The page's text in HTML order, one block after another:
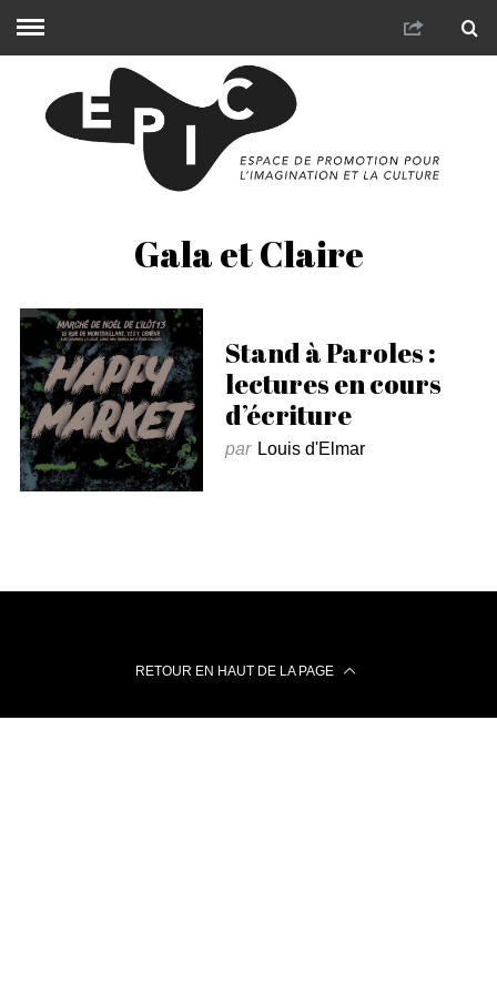
Gala et Claire
Stand à Paroles :
lectures en cours
d’écriture
par Louis d'Elmar
RETOUR EN HAUT DE LA PAGE